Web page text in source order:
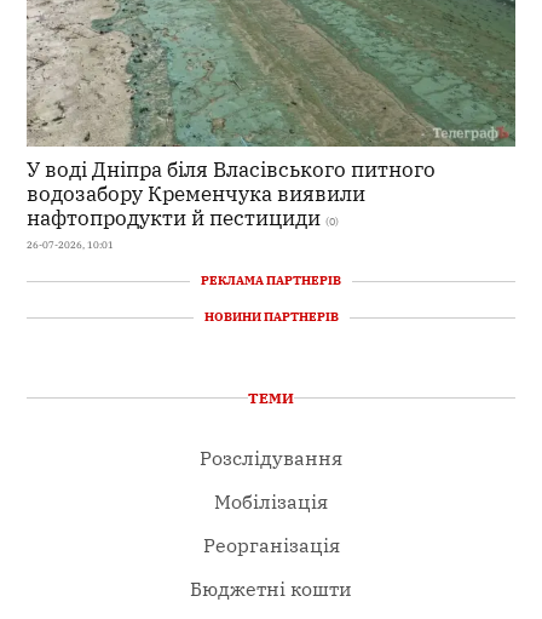
У воді Дніпра біля Власівського питного
водозабору Кременчука виявили
нафтопродукти й пестициди (0)
26-07-2026, 10:01
РЕКЛАМА ПАРТНЕРІВ
НОВИНИ ПАРТНЕРІВ
ТЕМИ
Розслідування
Мобілізація
Реорганізація
Бюджетні кошти